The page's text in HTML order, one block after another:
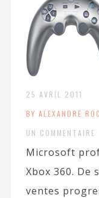
25 AVRIL 2011
BY ALEXANDRE
UN COMMENTAIRE
Microsoft
Xbox 360. De
ventes